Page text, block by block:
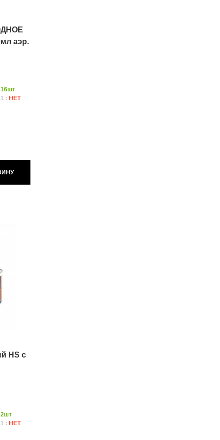
аэр.
16шт
: НЕТ
HS с
2шт
: НЕТ